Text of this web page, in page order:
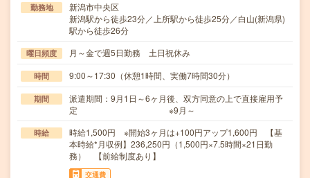
勤務地
新潟市中央区
新潟駅から徒歩23分／上所駅から徒歩25分／白山(新潟県)
駅から徒歩26分
曜日頻度 月～金で週5日勤務 土日祝休み
時間 9:00～17:30（休憩1時間、実働7時間30分）
期間
派遣期間：9月1日～6ヶ月後、双方同意の上で直接雇用予
定 ※9月～
時給
時給1,500円 ※開始3ヶ月は+100円アップ1,600円 【基
本時給*月収例】236,250円（1,500円×7.5時間×21日勤
務） 【前給制度あり】
交通費